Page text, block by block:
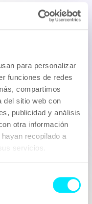
para personalizar
funciones de redes
compartimos
del sitio web con
publicidad y análisis
otra información
recopilado a
servicios.
amb
als 30, per a una
o ho consideres
marca, Influentia és
la teva idea a la
a la part legal i, per
amb el nostre
d'Influencer
als 30